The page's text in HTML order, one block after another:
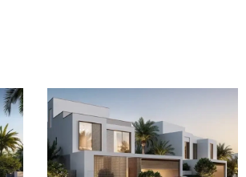
террасой, бассейном,
оснащения после
Palm Jebel Ali как